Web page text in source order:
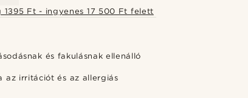
Szállítási költség 1395 Ft - ingyenes 17 500 Ft felett
és fakulásnak ellenálló
az irritációt és az allergiás